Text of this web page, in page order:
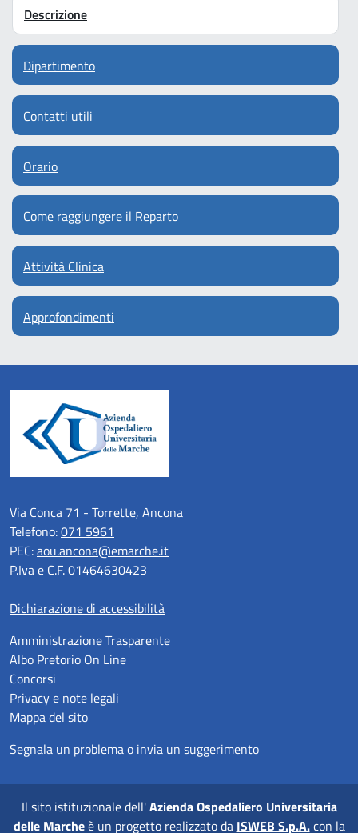
Descrizione
Dipartimento
Contatti utili
Orario
Come raggiungere il Reparto
Attività Clinica
Approfondimenti
Via Conca 71 - Torrette, Ancona
Telefono:071 5961
PEC:aou.ancona@emarche.it
P.Iva e C.F. 01464630423
Dichiarazione di accessibilità
Amministrazione Trasparente
Albo Pretorio On Line
Concorsi
Privacy e note legali
Mappa del sito
Segnala un problema o invia un suggerimento
Il sito istituzionale dell'Azienda Ospedaliero Universitaria
delle Marcheè un progetto realizzato da ISWEB S.p.A.con la